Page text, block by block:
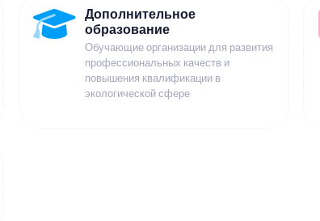
Дополнительное
образование
Обучающие организации для развития
профессиональных качеств и
повышения квалификации в
экологической сфере